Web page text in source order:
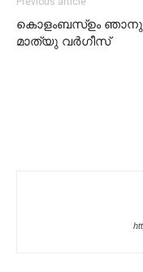
കൊളംബസ്ഉം
മാത്യു വർഗീസ്‌